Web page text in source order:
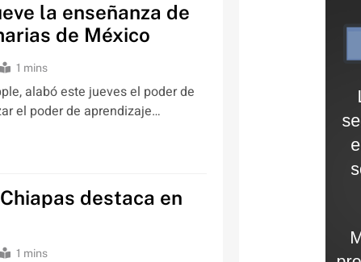
la enseñanza de
de México
1 mins
alabó este jueves el poder de
el poder de aprendizaje…
destaca en
1 mins